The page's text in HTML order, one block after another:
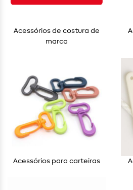
Acessórios de costura de
marca
Acessórios para carteiras